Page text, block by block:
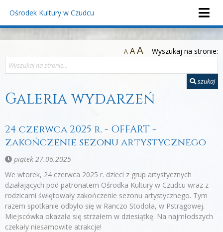
Ośrodek Kultury w Czudcu
A AA Wyszukaj na stronie:
szukaj
Galeria wydarzeń
24 czerwca 2025 r. - OFFART -
zakończenie sezonu artystycznego
piątek 27.06.2025
We wtorek, 24 czerwca 2025 r. dzieci z grup artystycznych
działających pod patronatem Ośrodka Kultury w Czudcu wraz z
rodzicami świętowały zakończenie sezonu artystycznego. Tym
razem spotkanie odbyło się w Ranczo Stodoła, w Pstrągowej.
Miejscówka okazała się strzałem w dziesiątkę. Na najmłodszych
czekały niesamowite atrakcje!